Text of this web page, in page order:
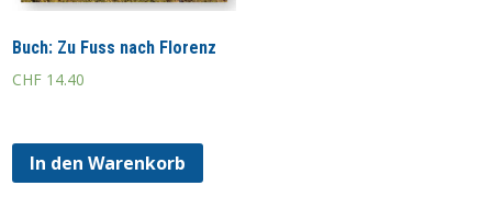
Buch: Zu Fuss nach Florenz
CHF 14.40
In den Warenkorb